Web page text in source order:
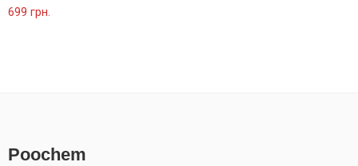
Оцінено в
699 грн.
Poochem